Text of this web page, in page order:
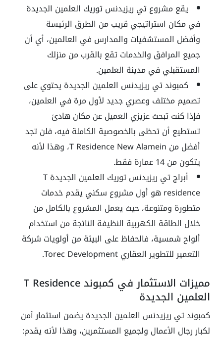
يقع مشروع تي ريزيدنس توريك العلمين الجديدة
في مكان استراتيجي قريب من الطرق الرئيسة
وأفضل المستشفيات والمدارس في العالمين، أي أن
جميع المرافق والخدمات تقع بالقرب من منزلك
المستقبلي في مدينة العلمين.
كمبوند تي ريزيدنس العلمين الجديدة يحتوي على
تصميم مختلف وعصري جديد لأول مرة في العلمين،
فإذا كنت تبحث عزيزي العميل عن مكان هادئ
تستطيع أن تحظى بالخصوصية الكاملة فيه، فلن تجد
أفضل من T Residence New Alamein، وهذا لأنه
يتكون من 14 عمارة فقط.
أبراج تي ريزيدنس توريك العلمين الجديدة T
residence هو أول مشروع سكني يقدم خدمات
متطورة ومتنوعة، حيث يعمل المشروع بالكامل من
خلال الطاقة الكهربية النظيفة الناتجة من استخدام
ألواح شمسية، فالحفاظ على البيئة من أولويات شركة
التعمير للتطوير العقاري Torec Development.
مميزات الاستثمار في كمبوند T Residence
العلمين الجديدة
كمبوند تي ريزيدنس العلمين الجديدة يضمن استثمار آمن
لكبار رجال الأعمال ولجميع المستثمرين، وهذا لأنه يقدم: